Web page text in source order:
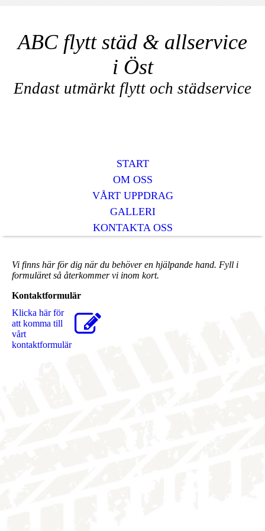
ABC flytt städ & allservice
i Öst
Endast utmärkt flytt och städservice
START
OM OSS
VÅRT UPPDRAG
GALLERI
KONTAKTA OSS
Vi finns här för dig när du behöver en hjälpande hand. Fyll i
formuläret så återkommer vi inom kort.
Kontaktformulär
Klicka här för
att komma till
vårt
kontaktformulär